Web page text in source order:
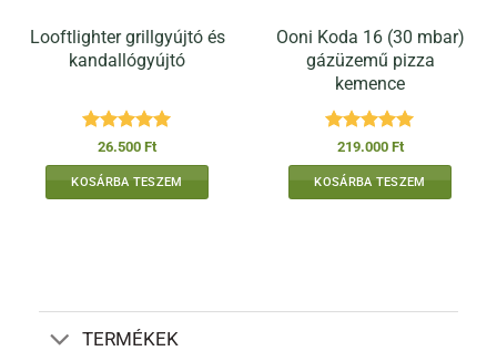
Looftlighter grillgyújtó és
kandallógyújtó
Értékelés:
/ 5
26.500 Ft
KOSÁRBA TESZEM
Ooni Koda 16 (30 mbar)
gázüzemű pizza
kemence
Értékelés:5
/ 5
219.000 Ft
KOSÁRBA TESZEM
TERMÉKEK